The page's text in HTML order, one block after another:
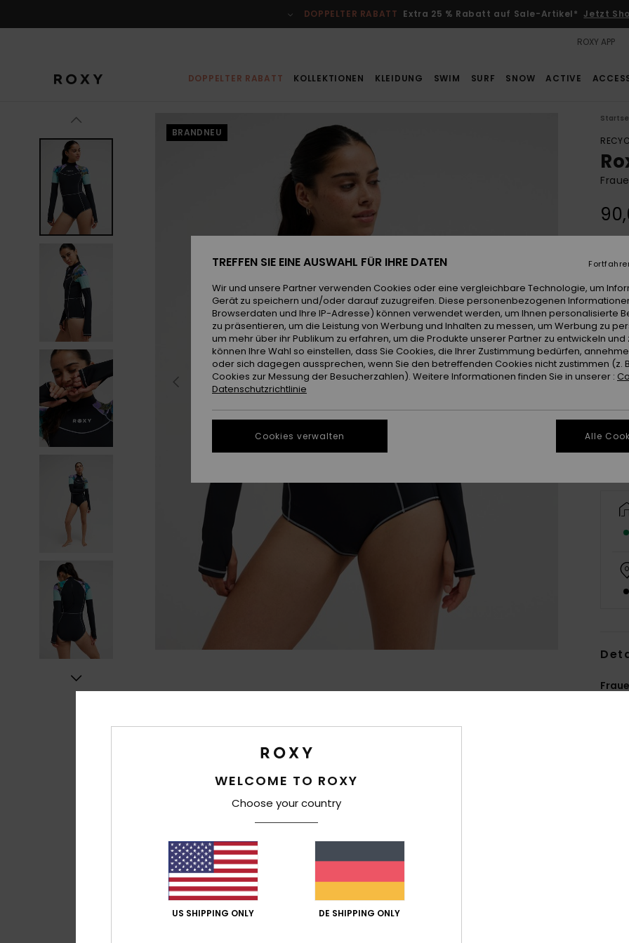
DOPPELTER RABATT Extra 25 % Rabatt auf Sale-Artikel* Jetzt
ROXY APP
DOPPELTER RABATT KOLLEKTIONEN KLEIDUNG SWIM SURF SNOW ACTIVE
BRANDNEU
XS
WELCOME TO ROXY
Choose your country
US SHIPPING ONLY DE SHIPPING ONLY
TREFFEN SIE EINE AUSWAHL FÜR IHRE DATEN
Wir und unsere Partner verwenden Cookies oder eine vergleichbare Technologie, um
Gerät zu speichern und/oder darauf zuzugreifen. Diese personenbezogenen
Browserdaten und Ihre IP-Adresse) können verwendet werden, um Ihnen personalisierte
zu präsentieren, um die Leistung von Werbung und Inhalten zu messen, um Werbung zu
um mehr über ihr Publikum zu erfahren, um die Produkte unserer Partner zu entwickeln und
können Ihre Wahl so einstellen, dass Sie Cookies, die Ihrer Zustimmung bedürfen,
oder sich dagegen aussprechen, wenn Sie den betreffenden Cookies nicht zustimmen (z.
Cookies zur Messung der Besucherzahlen). Weitere Informationen finden Sie in unserer :
Datenschutzrichtlinie
Cookies verwalten Alle